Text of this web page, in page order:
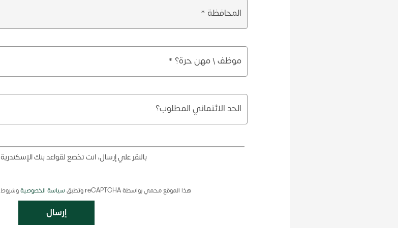
المحافظة *
موظف \ مهن حرة؟ *
الحد الائتماني المطلوب؟
بالنقر علي إرسال، انت تخضع لقواعد بنك الإسكندرية
هذا الموقع محمي بواسطة reCAPTCHA وتطبق سياسة الخصوصيةوشروط
إرسال